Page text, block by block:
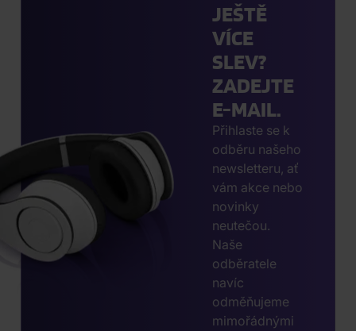
JEŠTĚ
VÍCE
SLEV?
ZADEJTE
E-MAIL.
Přihlaste se k
odběru našeho
newsletteru, ať
vám akce nebo
novinky
neutečou.
Naše
odběratele
navíc
odměňujeme
mimořádnými